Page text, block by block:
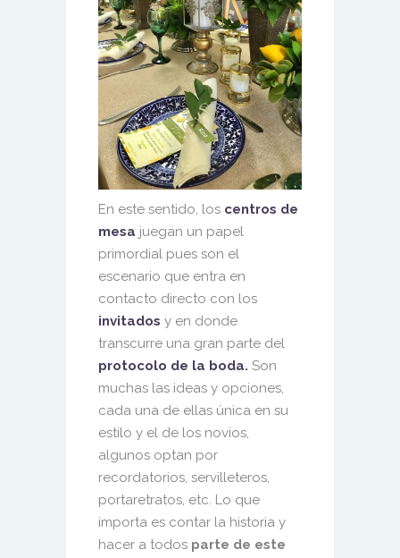
En este sentido, los centros de
mesa juegan un papel
primordial pues son el
escenario que entra en
contacto directo con los
invitados y en donde
transcurre una gran parte del
protocolo de la boda. Son
muchas las ideas y opciones,
cada una de ellas única en su
estilo y el de los novios,
algunos optan por
recordatorios, servilleteros,
portaretratos, etc. Lo que
importa es contar la historia y
hacer a todos parte de este